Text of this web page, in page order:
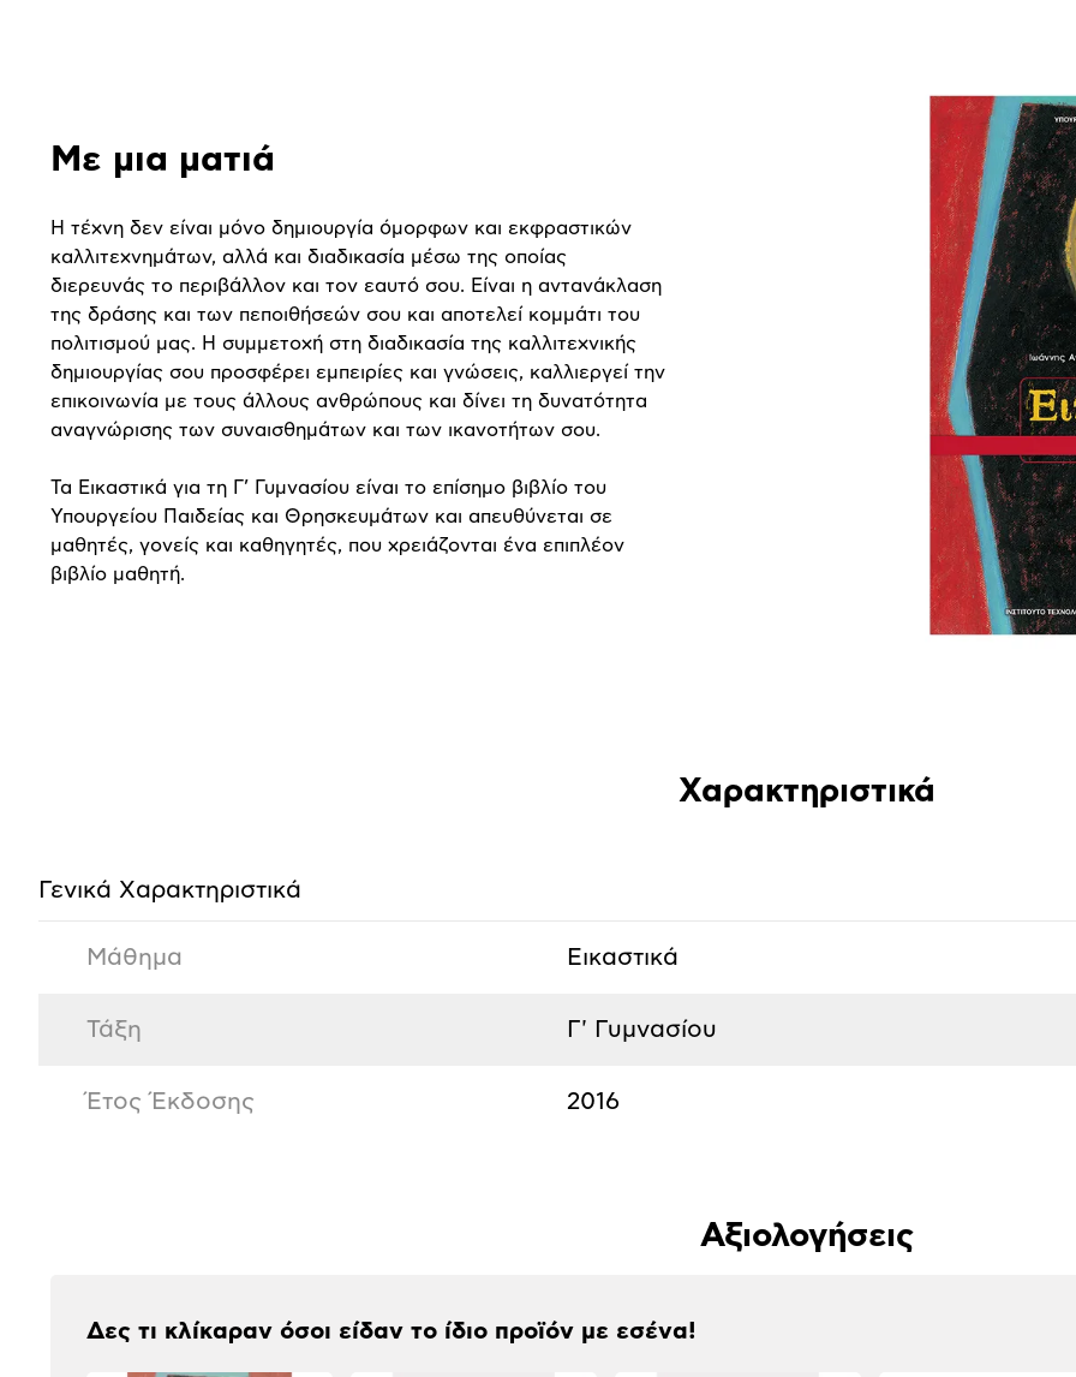
Με μια ματιά
Η τέχνη δεν είναι μόνο δημιουργία όμορφων και εκφραστικών
καλλιτεχνημάτων, αλλά και διαδικασία μέσω της οποίας
διερευνάς το περιβάλλον και τον εαυτό σου. Είναι η αντανάκλαση
της δράσης και των πεποιθήσεών σου και αποτελεί κομμάτι του
πολιτισμού μας. Η συμμετοχή στη διαδικασία της καλλιτεχνικής
δημιουργίας σου προσφέρει εμπειρίες και γνώσεις, καλλιεργεί την
επικοινωνία με τους άλλους ανθρώπους και δίνει τη δυνατότητα
αναγνώρισης των συναισθημάτων και των ικανοτήτων σου.
Τα Εικαστικά για τη Γ’ Γυμνασίου είναι το επίσημο βιβλίο του
Υπουργείου Παιδείας και Θρησκευμάτων και απευθύνεται σε
μαθητές, γονείς και καθηγητές, που χρειάζονται ένα επιπλέον
βιβλίο μαθητή.
Χαρακτηριστικά
Γενικά Xαρακτηριστικά
Μάθημα Εικαστικά
Τάξη Γ' Γυμνασίου
Έτος Έκδοσης 2016
Αξιολογήσεις
Δες τι κλίκαραν όσοι είδαν το ίδιο προϊόν με εσένα!